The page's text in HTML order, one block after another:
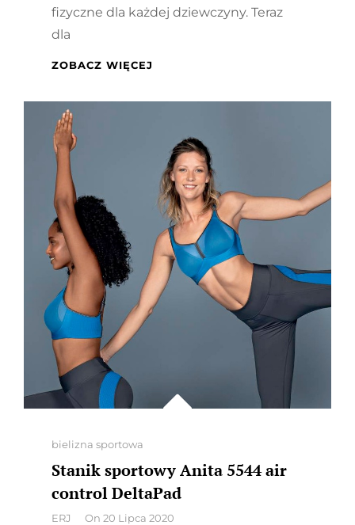
fizyczne dla każdej dziewczyny. Teraz
dla
ZOBACZ WIĘCEJ
Categories
bielizna sportowa
Stanik sportowy Anita 5544 air
control DeltaPad
By
ERJ On 20 Lipca 2020